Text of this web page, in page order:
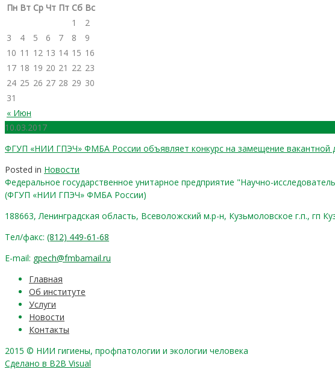
Пн Вт Ср Чт Пт Сб Вс
« Июн
1
2
3
4 5 6 7 8
9
10 11 12 13 14 15 16
17 18 19 20 21 22 23
24 25 26 27 28 29 30
31
10.03.2017
ФГУП «НИИ ГПЭЧ» ФМБА России объявляет конкурс на замещение вакантной
Posted in Новости
Федеральное государственное унитарное предприятие "Научно-
(ФГУП «НИИ ГПЭЧ» ФМБА России)
188663, Ленинградская область, Всеволожский м.р-н, Кузьмоловское г.п., гп
Тел/факс: (812) 449-61-68
E-mail: gpech@fmbamail.ru
Главная
Об институте
Услуги
Новости
Контакты
2015 © НИИ гигиены, профпатологии и экологии человека
Сделано в B2B Visual